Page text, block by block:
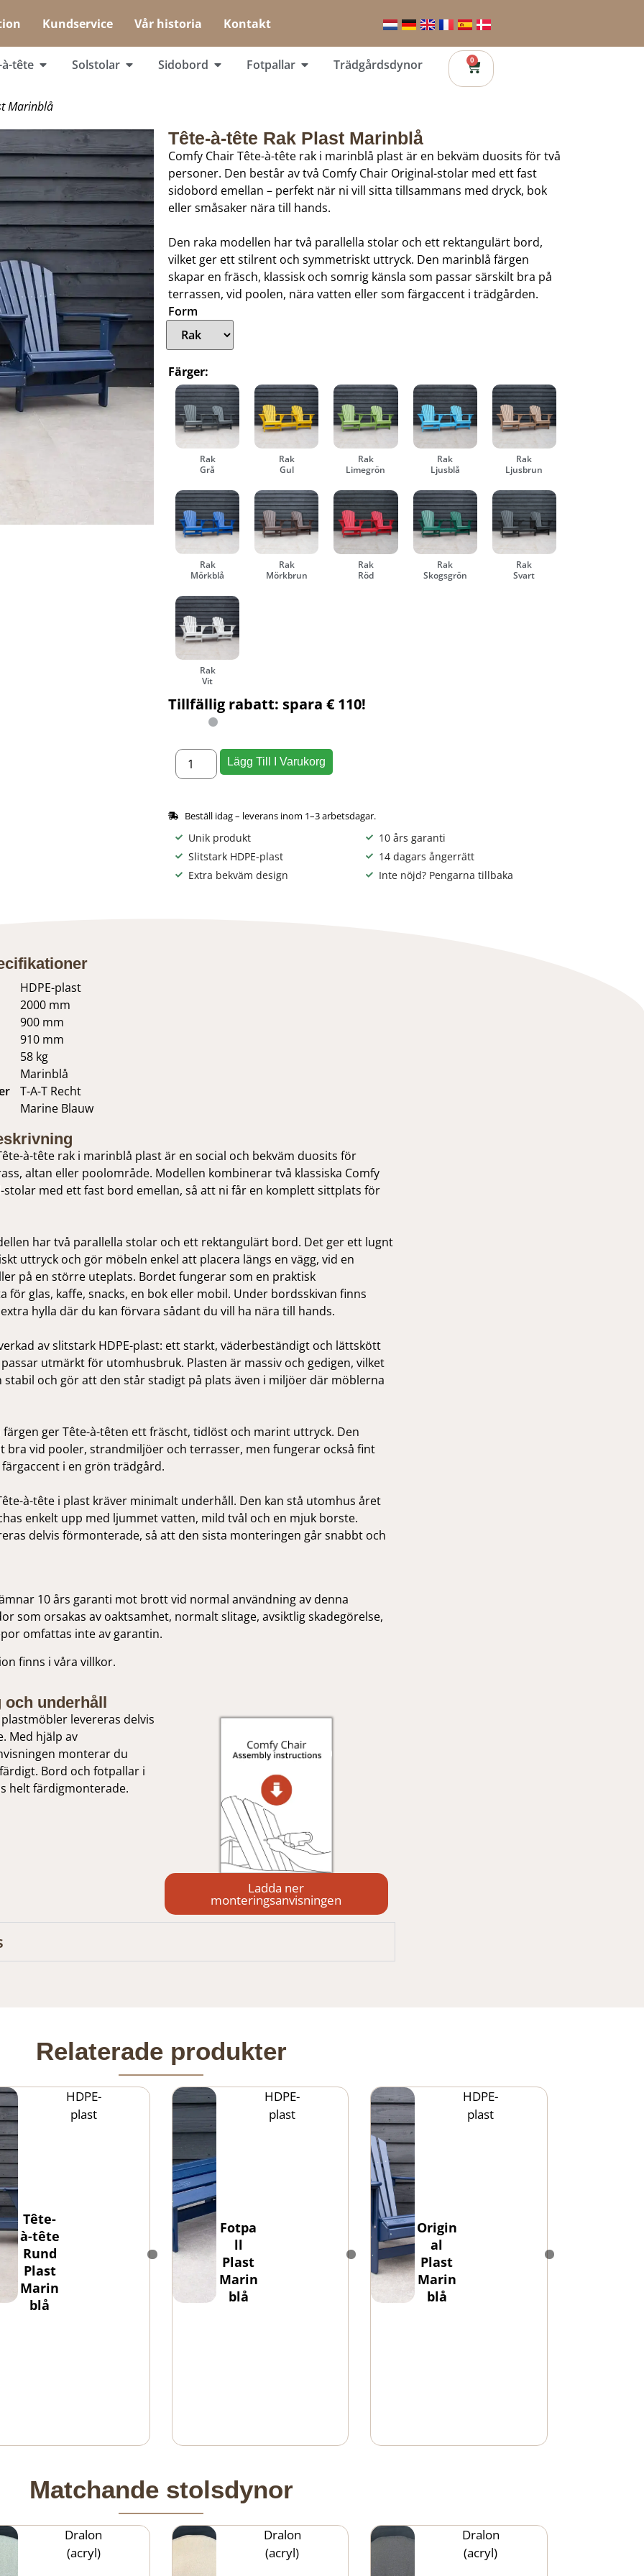
Kundservice Vår historia Kontakt
tête Solstolar Sidobord Fotpallar Trädgårdsdynor 0
Marinblå
Tête-à-tête Rak Plast Marinblå
Comfy Chair Tête-à-tête rak i marinblå plast är en bekväm duosits för två
personer. Den består av två Comfy Chair Original-stolar med ett fast
sidobord emellan – perfekt när ni vill sitta tillsammans med dryck, bok
eller småsaker nära till hands.
Den raka modellen har två parallella stolar och ett rektangulärt bord,
vilket ger ett stilrent och symmetriskt uttryck. Den marinblå färgen
skapar en fräsch, klassisk och somrig känsla som passar särskilt bra på
terrassen, vid poolen, nära vatten eller som färgaccent i trädgården.
Form
Färger:
Rak
Grå
Rak
Gul
Rak
Limegrön
Rak
Ljusblå
Rak
Ljusbrun
Rak
Mörkblå
Rak
Mörkbrun
Rak
Röd
Rak
Skogsgrön
Rak
Svart
Rak
Vit
Tillfällig rabatt: spara € 110!
Lägg Till I Varukorg
Beställ idag – leverans inom 1–3 arbetsdagar.
Unik produkt
Slitstark HDPE-plast
Extra bekväm design
10 års garanti
14 dagars ångerrätt
Inte nöjd? Pengarna tillbaka
HDPE-plast
2000 mm
900 mm
910 mm
58 kg
Marinblå
T-A-T Recht
Marine Blauw
à-tête rak i marinblå plast är en social och bekväm duosits för
altan eller poolområde. Modellen kombinerar två klassiska Comfy
stolar med ett fast bord emellan, så att ni får en komplett sittplats för
har två parallella stolar och ett rektangulärt bord. Det ger ett lugnt
uttryck och gör möbeln enkel att placera längs en vägg, vid en
på en större uteplats. Bordet fungerar som en praktisk
för glas, kaffe, snacks, en bok eller mobil. Under bordsskivan finns
hylla där du kan förvara sådant du vill ha nära till hands.
av slitstark HDPE-plast: ett starkt, väderbeständigt och lättskött
utmärkt för utomhusbruk. Plasten är massiv och gedigen, vilket
stabil och gör att den står stadigt på plats även i miljöer där möblerna
ger Tête-à-têten ett fräscht, tidlöst och marint uttryck. Den
bra vid pooler, strandmiljöer och terrasser, men fungerar också fint
i en grön trädgård.
à-tête i plast kräver minimalt underhåll. Den kan stå utomhus året
enkelt upp med ljummet vatten, mild tvål och en mjuk borste.
delvis förmonterade, så att den sista monteringen går snabbt och
10 års garanti mot brott vid normal användning av denna
som orsakas av oaktsamhet, normalt slitage, avsiktlig skadegörelse,
omfattas inte av garantin.
finns i våra villkor.
och underhåll
levereras delvis
Med hjälp av
monterar du
Bord och fotpallar i
helt färdigmonterade.
Ladda ner
monteringsanvisningen
Relaterade produkter
Tête-
à-tête
Rund
Plast
Marin
blå
HDPE-
plast
Fotpa
ll
Plast
Marin
blå
HDPE-
plast
Origin
al
Plast
Marin
blå
HDPE-
plast
Matchande stolsdynor
Dralon
(acryl)
Dralon
(acryl)
Dralon
(acryl)